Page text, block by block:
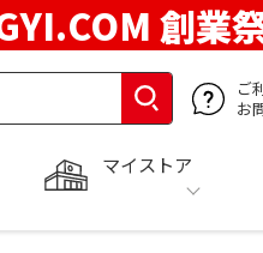
創業
ご
お
マイストア